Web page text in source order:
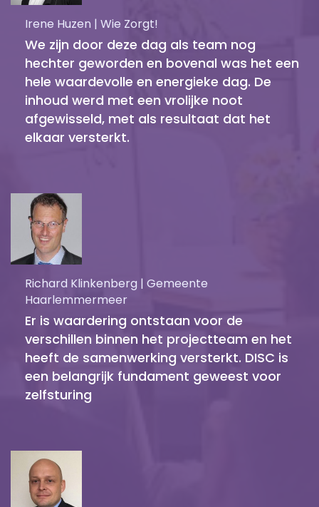
Irene Huzen | Wie Zorgt!
We zijn door deze dag als team nog
hechter geworden en bovenal was het een
hele waardevolle en energieke dag. De
inhoud werd met een vrolijke noot
afgewisseld, met als resultaat dat het
elkaar versterkt.
Richard Klinkenberg | Gemeente
Haarlemmermeer
Er is waardering ontstaan voor de
verschillen binnen het projectteam en het
heeft de samenwerking versterkt. DISC is
een belangrijk fundament geweest voor
zelfsturing